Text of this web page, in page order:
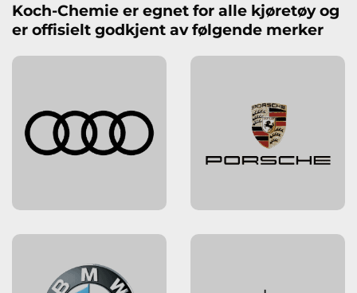
Koch-Chemie er egnet for alle kjøretøy og
er offisielt godkjent av følgende merker